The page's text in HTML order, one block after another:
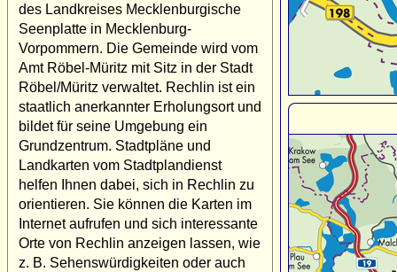
des Landkreises Mecklenburgische
Seenplatte in Mecklenburg-
Vorpommern. Die Gemeinde wird vom
Amt Röbel-Müritz mit Sitz in der Stadt
Röbel/Müritz verwaltet. Rechlin ist ein
staatlich anerkannter Erholungsort und
bildet für seine Umgebung ein
Grundzentrum. Stadtpläne und
Landkarten vom Stadtplandienst
helfen Ihnen dabei, sich in Rechlin zu
orientieren. Sie können die Karten im
Internet aufrufen und sich interessante
Orte von Rechlin anzeigen lassen, wie
z. B. Sehenswürdigkeiten oder auch